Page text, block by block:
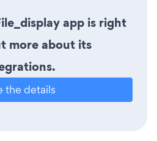
app is right
more about its
the details